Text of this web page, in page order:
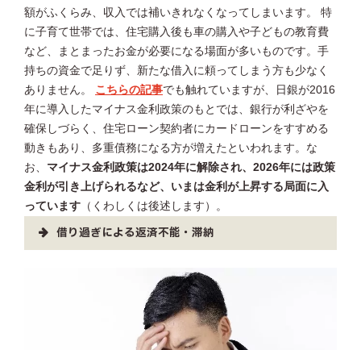
額がふくらみ、収入では補いきれなくなってしまいます。 特
に子育て世帯では、住宅購入後も車の購入や子どもの教育費
など、まとまったお金が必要になる場面が多いものです。手
持ちの資金で足りず、新たな借入に頼ってしまう方も少なく
ありません。 こちらの記事でも触れていますが、日銀が2016
年に導入したマイナス金利政策のもとでは、銀行が利ざやを
確保しづらく、住宅ローン契約者にカードローンをすすめる
動きもあり、多重債務になる方が増えたといわれます。な
お、 マイナス金利政策は2024年に解除され、2026年には政策
金利が引き上げられるなど、いまは金利が上昇する局面に入
っています （くわしくは後述します）。
借り過ぎによる返済不能・滞納